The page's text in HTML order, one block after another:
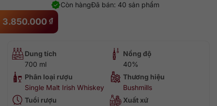
3.850.000 ₫
Đã bán: 40 sản phẩm
Còn hàng
Dung tích
700 ml
Nồng độ
40%
Phân loại rượu
Single Malt Irish Whiskey
Thương hiệu
Bushmills
Tuổi rượu
Xuất xứ